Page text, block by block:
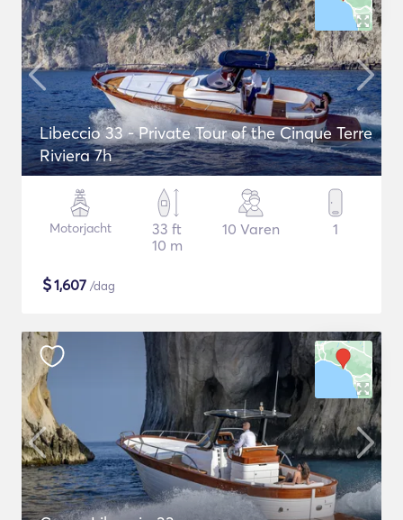
Libeccio 33 - Private Tour of the Cinque Terre
Riviera 7h
Motorjacht
33 ft
10 m
10 Varen 1
$1,607 /dag